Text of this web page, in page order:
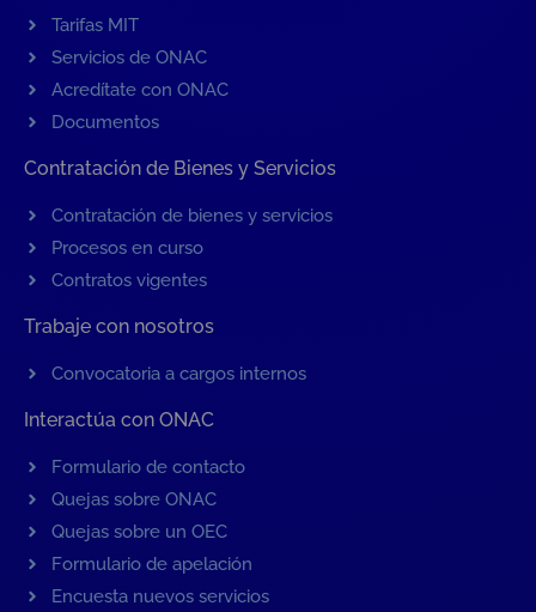
Tarifas MIT
Servicios de ONAC
Acredítate con ONAC
Documentos
Contratación de Bienes y Servicios
Contratación de bienes y servicios
Procesos en curso
Contratos vigentes
Trabaje con nosotros
Convocatoria a cargos internos
Interactúa con ONAC
Formulario de contacto
Quejas sobre ONAC
Quejas sobre un OEC
Formulario de apelación
Encuesta nuevos servicios